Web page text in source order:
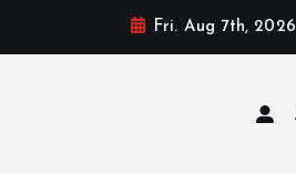
Fri. Aug 7th, 2026